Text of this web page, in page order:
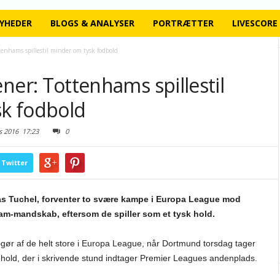
BLOGS & ANALYSER PORTRÆTTER LIVESCORE
spillestil minder om tysk fodbold
Tottenhams spillestil
fodbold
201617:23 0
Twitter
Tuchel, forventer to svære kampe i Europa League mod
mandskab, eftersom de spiller som et tysk hold.
af de helt store i Europa League, når Dortmund torsdag tager
der i skrivende stund indtager Premier Leagues andenplads.